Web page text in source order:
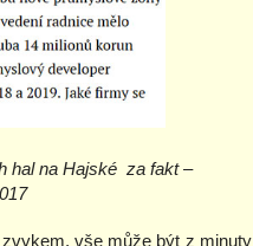
hal na Hajské za fakt –
vše může být z minuty